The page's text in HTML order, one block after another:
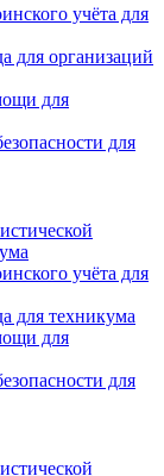
учёта для
для организаций
для
для
учёта для
для техникума
для
для